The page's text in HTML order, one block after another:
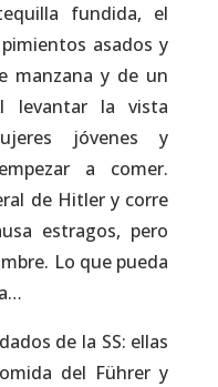
fundida, el
asados y
manzana y de un
levantar la vista
jóvenes y
a comer.
de Hitler y corre
estragos, pero
Lo que pueda
de la SS: ellas
del Führer y